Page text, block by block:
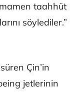
taahhüt
söylediler.”
Çin’in
jetlerinin